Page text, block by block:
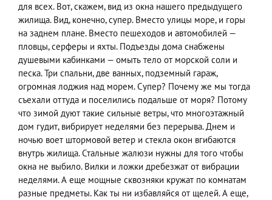
для всех. Вот, скажем, вид из окна нашего предыдущего
жилища. Вид, конечно, супер. Вместо улицы море, и горы
на заднем плане. Вместо пешеходов и автомобилей —
пловцы, серферы и яхты. Подъезды дома снабжены
душевыми кабинками — омыть тело от морской соли и
песка. Три спальни, две ванных, подземный гараж,
огромная лоджия над морем. Супер? Почему же мы тогда
съехали оттуда и поселились подальше от моря? Потому
что зимой дуют такие сильные ветры, что многоэтажный
дом гудит, вибрирует неделями без перерыва. Днем и
ночью воет штормовой ветер и стекла окон вгибаются
внутрь жилища. Стальные жалюзи нужны для того чтобы
окна не выбило. Вилки и ложки дребезжат от вибрации
неделями. А еще мощные сквозняки кружат по комнатам
разные предметы. Как ты ни избавляйся от щелей. А еще,